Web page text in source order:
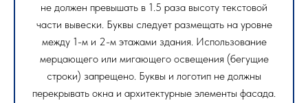
не должен превышать в 1.5 раза высоту текстовой
части вывески. Буквы следует размещать на уровне
между 1-м и 2-м этажами здания. Использование
мерцающего или мигающего освещения (бегущие
строки) запрещено. Буквы и логотип не должны
перекрывать окна и архитектурные элементы фасада.